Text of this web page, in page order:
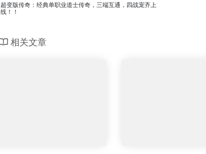
超变版传奇：经典单职业道士传奇，三端互通，四战宠齐上
线！！
相关文章